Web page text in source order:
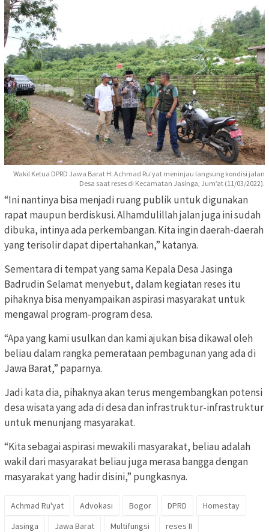
Wakil Ketua DPRD Jawa Barat H. Achmad Ru’yat meninjau langsung kondisi jalan
Desa saat reses di Kecamatan Jasinga, Jum’at (11/03/2022).
“Ini nantinya bisa menjadi ruang publik untuk digunakan
rapat maupun berdiskusi. Alhamdulillah jalan juga ini sudah
dibuka, intinya ada perkembangan. Kita ingin daerah-daerah
yang terisolir dapat dipertahankan,” katanya.
Sementara di tempat yang sama Kepala Desa Jasinga
Badrudin Selamat menyebut, dalam kegiatan reses itu
pihaknya bisa menyampaikan aspirasi masyarakat untuk
mengawal program-program desa.
“Apa yang kami usulkan dan kami ajukan bisa dikawal oleh
beliau dalam rangka pemerataan pembagunan yang ada di
Jawa Barat,” paparnya.
Jadi kata dia, pihaknya akan terus mengembangkan potensi
desa wisata yang ada di desa dan infrastruktur-infrastruktur
untuk menunjang masyarakat.
“Kita sebagai aspirasi mewakili masyarakat, beliau adalah
wakil dari masyarakat beliau juga merasa bangga dengan
masyarakat yang hadir disini,” pungkasnya.
Achmad Ru'yat Advokasi Bogor DPRD
Homestay
Jasinga
Jawa Barat Multifungsi reses II